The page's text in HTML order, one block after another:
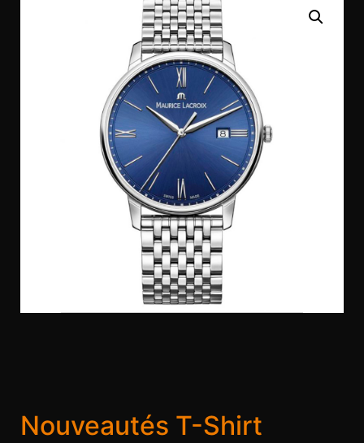
Nouveautés T-Shirt